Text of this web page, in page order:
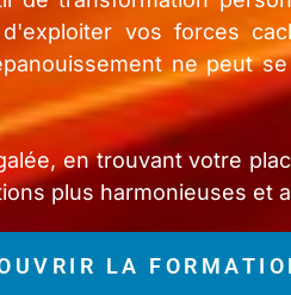
vos forces
ne peut
en trouvant votre
plus harmonieuses et
LA